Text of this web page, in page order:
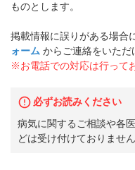
ものとします。
掲載情報に誤りがある場合
ォーム からご連絡をいただ
※お電話での対応は行って
必ずお読みください
病気に関するご相談や各
どは受け付けておりません